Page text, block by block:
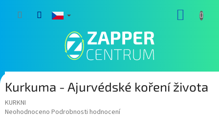
Kurkuma - Ajurvédské koření života
KURKNI
Průměrné
Neohodnoceno Podrobnosti hodnocení